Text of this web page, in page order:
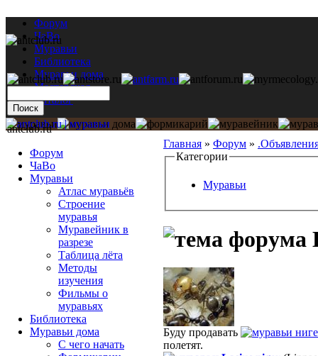
Форум
ЧаВо
Муравьи
Библиотека
Муравьи дома
Мастерская
Каталог
Главная » Форум »
Категории
Муравьи
Буду продавать
полетят.
antclub.ru
Форум
ЧаВо
Муравьи
Атлас муравьёв
Строение
муравья
Муравейник в
разрезе
Таблица лёта
Методы
изучения
Фильмы о
муравьях
Библиотека
Муравьи дома
С чего начать